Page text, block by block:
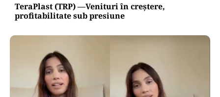
TeraPlast (TRP) —Venituri în creștere,
profitabilitate sub presiune